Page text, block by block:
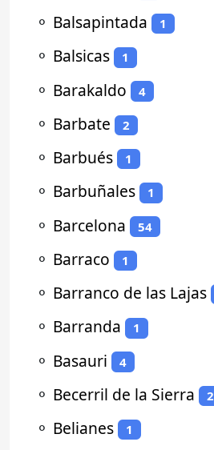
⚬ Balsapintada 1
⚬ Balsicas 1
⚬ Barakaldo 4
⚬ Barbate 2
⚬ Barbués 1
⚬ Barbuñales 1
⚬ Barcelona 54
⚬ Barraco 1
⚬ Barranco de las Lajas
⚬ Barranda 1
⚬ Basauri 4
⚬ Becerril de la Sierra 2
⚬ Belianes 1